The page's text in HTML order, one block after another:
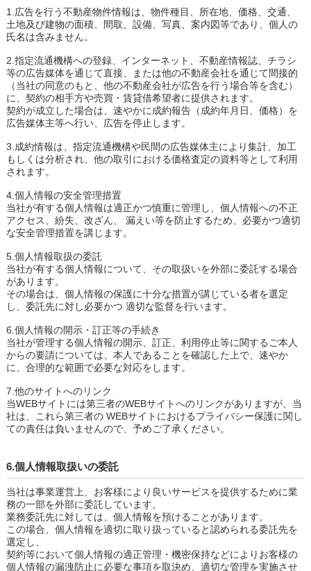
1.広告を行う不動産物件情報は、物件種目、所在地、価格、交通、
土地及び建物の面積、間取、設備、写真、案内図等であり、個人の
氏名は含みません。
2.指定流通機構への登録、インターネット、不動産情報誌、チラシ
等の広告媒体を通じて直接、または他の不動産会社を通じて間接的
（当社の同意のもと、他の不動産会社が広告を行う場合等を含む）
に、契約の相手方や売買・賃貸借希望者に提供されます。
契約が成立した場合は、速やかに成約報告（成約年月日、価格）を
広告媒体主等へ行い、広告を停止します。
3.成約情報は、指定流通機構や民間の広告媒体主により集計、加工
もしくは分析され、他の取引における価格査定の資料等として利用
されます。
4.個人情報の安全管理措置
当社が有する個人情報は適正かつ慎重に管理し、個人情報への不正
アクセス、紛失、改ざん、 漏えい等を防止するため、必要かつ適切
な安全管理措置を講じます。
5.個人情報取扱の委託
当社が有する個人情報について、その取扱いを外部に委託する場合
があります。
その場合は、個人情報の保護に十分な措置が講じている者を選定
し、委託先に対し必要かつ 適切な監督を行います。
6.個人情報の開示・訂正等の手続き
当社が管理する個人情報の開示、訂正、利用停止等に関するご本人
からの要請については、本人であることを確認した上で、速やか
に、合理的な範囲で必要な対応をします。
7.他のサイトへのリンク
当WEBサイトには第三者のWEBサイトへのリンクがありますが、当
社は、これら第三者の WEBサイトにおけるプライバシー保護に関し
ての責任は負いませんので、予めご了承ください。
6.個人情報取扱いの委託
当社は事業運営上、お客様により良いサービスを提供するために業
務の一部を外部に委託しています。
業務委託先に対しては、個人情報を預けることがあります。
この場合、個人情報を適切に取り扱っていると認められる委託先を
選定し、
契約等において個人情報の適正管理・機密保持などによりお客様の
個人情報の漏洩防止に必要な事項を取決め、適切な管理を実施させ